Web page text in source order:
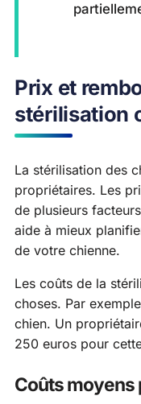
Prix et
stérilisation
La stérilisation des
propriétaires. Les
de plusieurs
aide à mieux
de votre chienne.
Les coûts de la
choses. Par
chien. Un
250 euros pour
Coûts moyens